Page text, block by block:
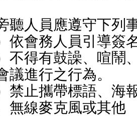
聽人員應遵守下列
依會務人員引導簽
不得有鼓譟、喧鬧
議進行之行為。
禁止攜帶標語、海
無線麥克風或其他